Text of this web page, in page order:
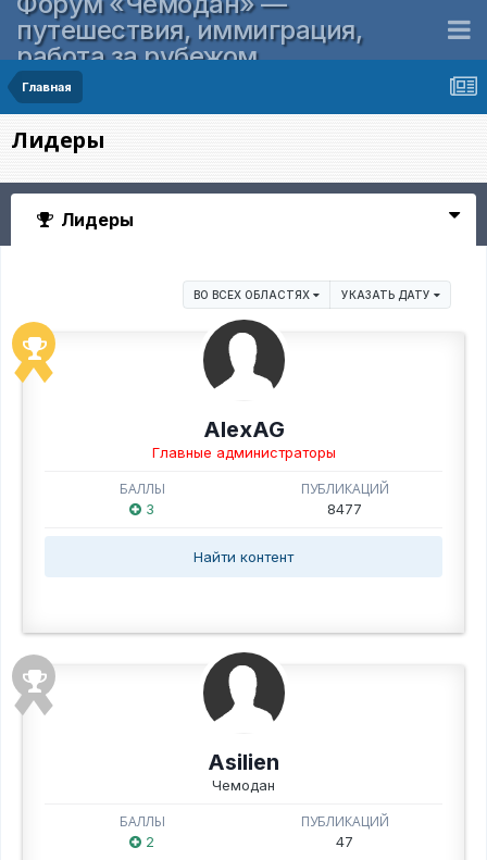
путешествия, иммиграция,
работа за рубежом
Главная
Лидеры
Лидеры
ВО ВСЕХ ОБЛАСТЯХ УКАЗАТЬ ДАТУ
AlexAG
Главные администраторы
БАЛЛЫ
3
ПУБЛИКАЦИЙ
8477
Найти контент
Asilien
Чемодан
БАЛЛЫ
2
ПУБЛИКАЦИЙ
47